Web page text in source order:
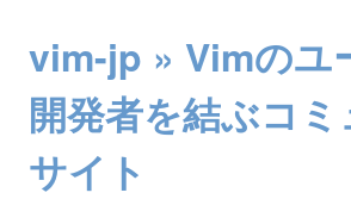
vim-jp » Vimのユ
開発者を結ぶコミ
サイト